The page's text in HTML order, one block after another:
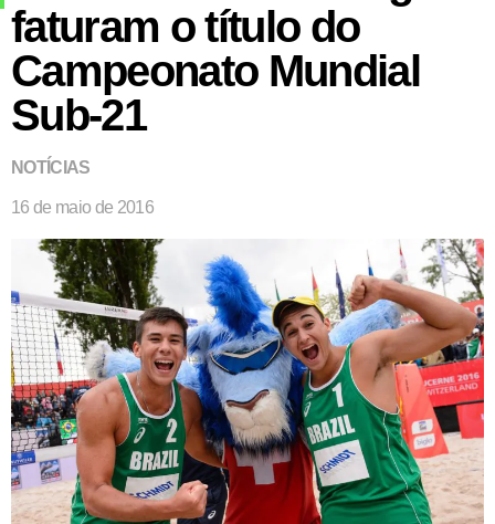
faturam o título do
Campeonato Mundial
Sub-21
NOTÍCIAS
16 de maio de 2016